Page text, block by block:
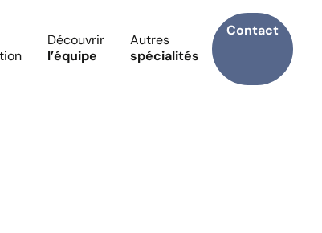
Découvrir
l’équipe
Autres
spécialités
Contact